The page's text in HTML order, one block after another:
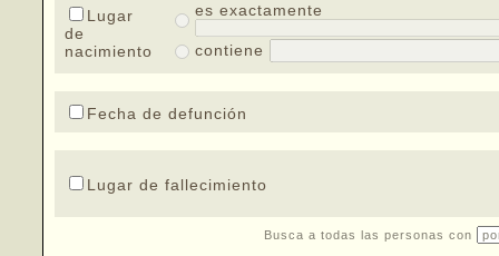
Lugar
de
nacimiento
es exactamente
contiene
Fecha de defunción
Lugar de fallecimiento
Busca a todas las personas con